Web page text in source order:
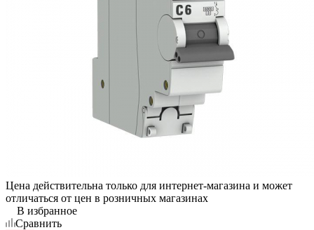
Цена действительна только для интернет-магазина и может
отличаться от цен в розничных магазинах
В избранное
Сравнить